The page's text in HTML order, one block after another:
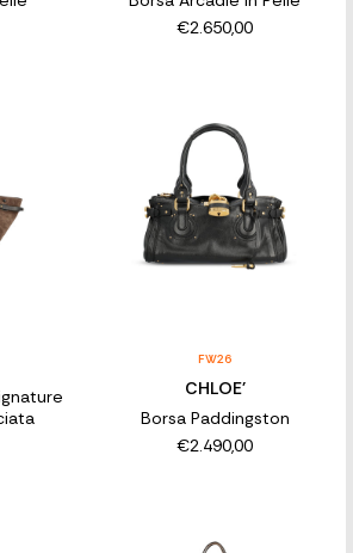
€2.650,00
FW26
CHLOE'
Borsa Paddingston
€2.490,00